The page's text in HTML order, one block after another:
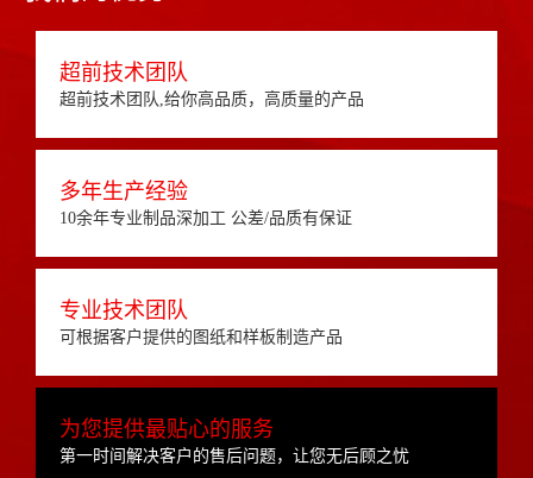
超前技术团队
超前技术团队,给你高品质，高质量的产品
多年生产经验
10余年专业制品深加工 公差/品质有保证
专业技术团队
可根据客户提供的图纸和样板制造产品
为您提供最贴心的服务
第一时间解决客户的售后问题，让您无后顾之忧